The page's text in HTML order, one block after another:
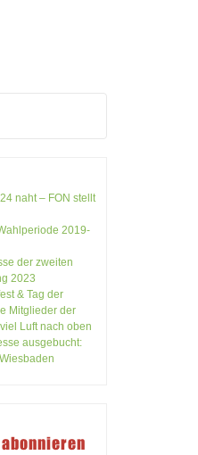
naht – FON stellt
2019-
der zweiten
2023
& Tag der
Mitglieder der
Luft nach oben
ausgebucht: